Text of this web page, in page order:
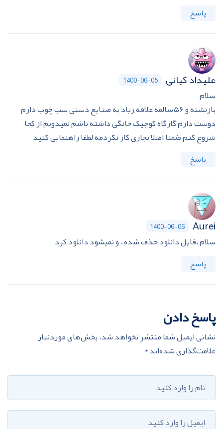
پاسخ
علیداد کیانی 1400-06-05
سلام
بازنشته و ۵۶سالمه علاقه زیاد به صنایع دستی سب چوب دارم
دوست دارم گارگاه کوچیک خانگی داشته باشم نمیدونم از کجا
شروع کنم ضمنا اصلا نجاری کار نکردمه لطفا راهنمایی کنید
پاسخ
Aurei
1400-06-06
سلام .فایل دانلود حذف شده . و نمیشود دانلود کرد
پاسخ
پاسخ دادن
نشانی ایمیل شما منتشر نخواهد شد.بخش‌های موردنیاز
علامت‌گذاری شده‌اند*